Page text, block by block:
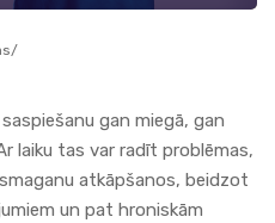
gan miegā, gan
laiku tas var radīt problēmas,
atkāpšanos, beidzot
un pat hroniskām